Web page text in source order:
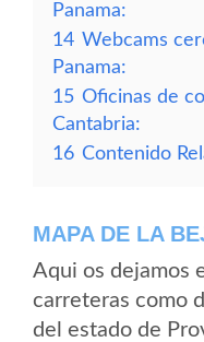
Panama:
14 Webcams
Panama:
15 Oficinas de
Cantabria:
16 Contenido
MAPA DE LA
Aqui os dejamos
carreteras como
del estado de